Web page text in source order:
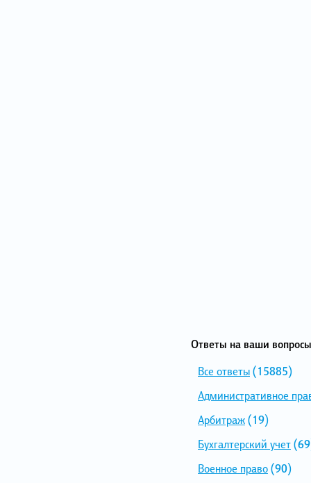
Ответы на ваши
Все ответы(15885)
Административное
Арбитраж(19)
Бухгалтерский учет
Военное право(90)